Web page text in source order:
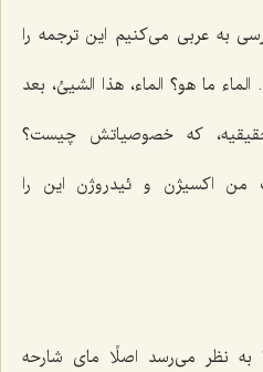
به عربى مى‌كنیم این ترجمه را
ما هو؟ الماء، هذا الشیئ، بعد
كه خصوصیاتش چیست؟
من اكسیژن و ئیدروژن این را
به نظر مى‌رسد اصلًا ماى شارحه